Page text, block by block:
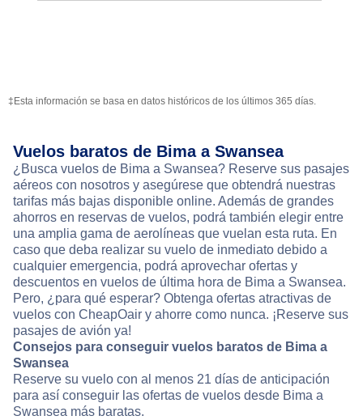
‡Esta información se basa en datos históricos de los últimos 365 días.
Vuelos baratos de Bima a Swansea
¿Busca vuelos de Bima a Swansea? Reserve sus pasajes
aéreos con nosotros y asegúrese que obtendrá nuestras
tarifas más bajas disponible online. Además de grandes
ahorros en reservas de vuelos, podrá también elegir entre
una amplia gama de aerolíneas que vuelan esta ruta. En
caso que deba realizar su vuelo de inmediato debido a
cualquier emergencia, podrá aprovechar ofertas y
descuentos en vuelos de última hora de Bima a Swansea.
Pero, ¿para qué esperar? Obtenga ofertas atractivas de
vuelos con CheapOair y ahorre como nunca. ¡Reserve sus
pasajes de avión ya!
Consejos para conseguir vuelos baratos de Bima a
Swansea
Reserve su vuelo con al menos 21 días de anticipación
para así conseguir las ofertas de vuelos desde Bima a
Swansea más baratas.